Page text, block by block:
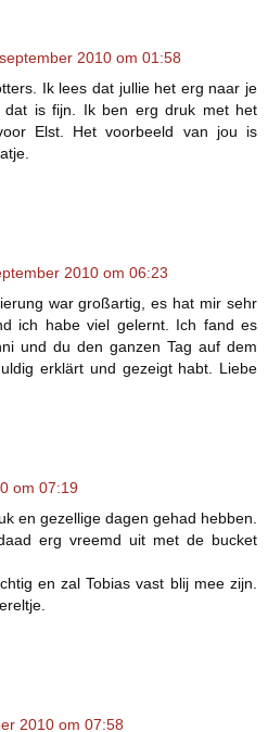
2010 om 01:58
Ik lees dat jullie het erg naar je
dat is fijn. Ik ben erg druk met het
Elst. Het voorbeeld van jou is
2010 om 06:23
war großartig, es hat mir sehr
ich habe viel gelernt. Ich fand es
und du den ganzen Tag auf dem
erklärt und gezeigt habt. Liebe
om 07:19
en gezellige dagen gehad hebben.
erg vreemd uit met de bucket
en zal Tobias vast blij mee zijn.
2010 om 07:58